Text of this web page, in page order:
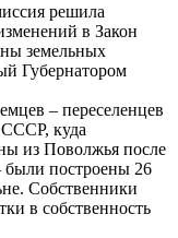
решила
в Закон
земельных
Губернатором
– переселенцев
СССР, куда
из Поволжья после
были построены 26
Собственники
в собственность